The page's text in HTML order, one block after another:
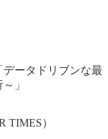
ータドリブンな最
」
TIMES）